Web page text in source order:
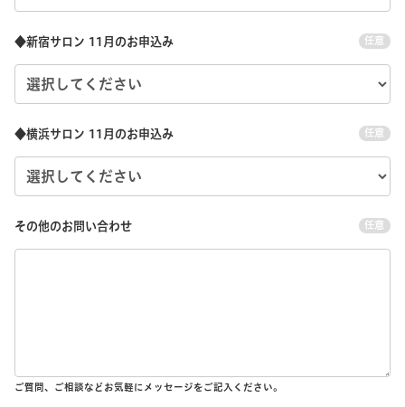
◆新宿サロン 11月のお申込み 任意
◆横浜サロン 11月のお申込み 任意
その他のお問い合わせ 任意
ご質問、ご相談などお気軽にメッセージをご記入ください。